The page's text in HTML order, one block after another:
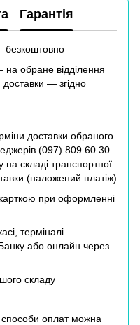
Гарантія
безкоштовно
обране відділення
— згідно
доставки обраного
(097) 809 60 30
складі транспортної
(наложений платіж)
при оформленні
терміналі
або онлайн через
складу
оплат можна